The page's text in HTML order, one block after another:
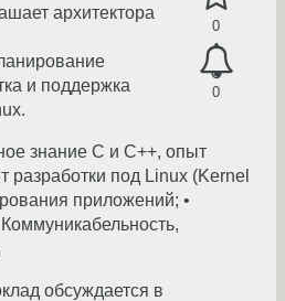
0
0
архитектора
и поддержка
знание С и С++, опыт
разработки под Linux (Kernel
приложений; •
обсуждается в